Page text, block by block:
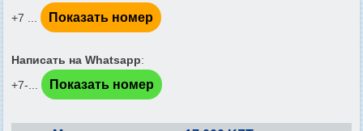
+7 ...
Показать номер
Написать на Whatsapp:
+7-...
Показать номер